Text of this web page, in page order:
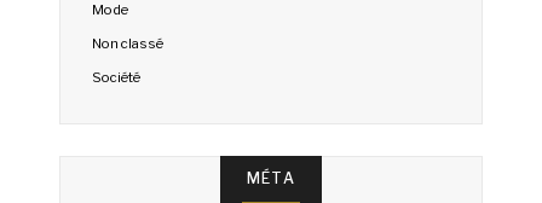
Mode
Non classé
Société
MÉTA